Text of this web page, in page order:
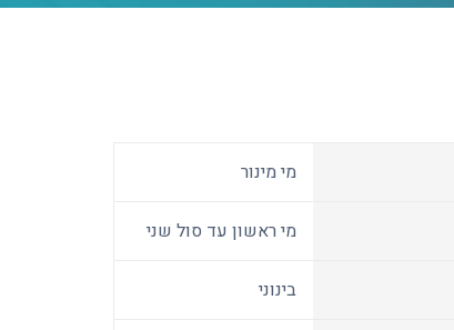
מי מינור
מי ראשון עד סול שני
בינוני